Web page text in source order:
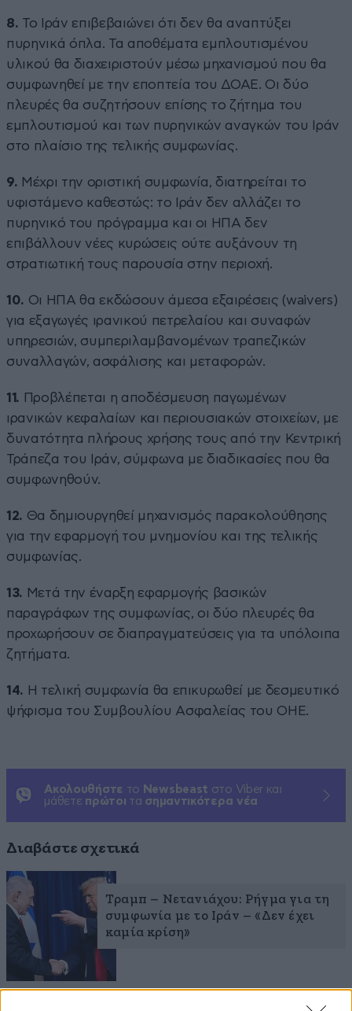
8. Το Ιράν επιβεβαιώνει ότι δεν θα αναπτύξει
πυρηνικά όπλα. Τα αποθέματα εμπλουτισμένου
υλικού θα διαχειριστούν μέσω μηχανισμού που θα
συμφωνηθεί με την εποπτεία του ΔΟΑΕ. Οι δύο
πλευρές θα συζητήσουν επίσης το ζήτημα του
εμπλουτισμού και των πυρηνικών αναγκών του Ιράν
στο πλαίσιο της τελικής συμφωνίας.
9. Μέχρι την οριστική συμφωνία, διατηρείται το
υφιστάμενο καθεστώς: το Ιράν δεν αλλάζει το
πυρηνικό του πρόγραμμα και οι ΗΠΑ δεν
επιβάλλουν νέες κυρώσεις ούτε αυξάνουν τη
στρατιωτική τους παρουσία στην περιοχή.
10. Οι ΗΠΑ θα εκδώσουν άμεσα εξαιρέσεις (waivers)
για εξαγωγές ιρανικού πετρελαίου και συναφών
υπηρεσιών, συμπεριλαμβανομένων τραπεζικών
συναλλαγών, ασφάλισης και μεταφορών.
11. Προβλέπεται η αποδέσμευση παγωμένων
ιρανικών κεφαλαίων και περιουσιακών στοιχείων, με
δυνατότητα πλήρους χρήσης τους από την Κεντρική
Τράπεζα του Ιράν, σύμφωνα με διαδικασίες που θα
συμφωνηθούν.
12. Θα δημιουργηθεί μηχανισμός παρακολούθησης
για την εφαρμογή του μνημονίου και της τελικής
συμφωνίας.
13. Μετά την έναρξη εφαρμογής βασικών
παραγράφων της συμφωνίας, οι δύο πλευρές θα
προχωρήσουν σε διαπραγματεύσεις για τα υπόλοιπα
ζητήματα.
14. Η τελική συμφωνία θα επικυρωθεί με δεσμευτικό
ψήφισμα του Συμβουλίου Ασφαλείας του ΟΗΕ.
Ακολουθήστε το Newsbeast στο Viber και
μάθετε πρώτοι τα σημαντικότερα νέα
Διαβάστε σχετικά
Τραμπ – Νετανιάχου: Ρήγμα για τη
συμφωνία με το Ιράν – «Δεν έχει
καμία κρίση»